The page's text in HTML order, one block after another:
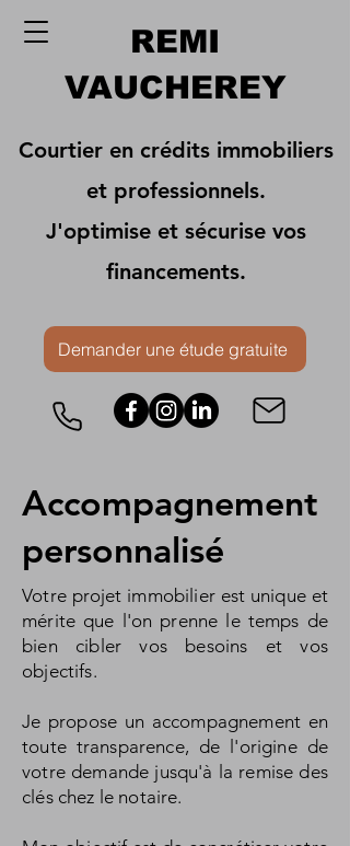
REMI
VAUCHEREY
Courtier en crédits immobiliers
et professionnels.
J'optimise et sécurise vos
financements.
Demander une étude gratuite
Accompagnement
personnalisé
Votre projet immobilier est unique et
mérite que l'on prenne le temps de
bien cibler vos besoins et vos
objectifs.
Je propose un accompagnement en
toute transparence, de l'origine de
votre demande jusqu'à la remise des
clés chez le notaire.